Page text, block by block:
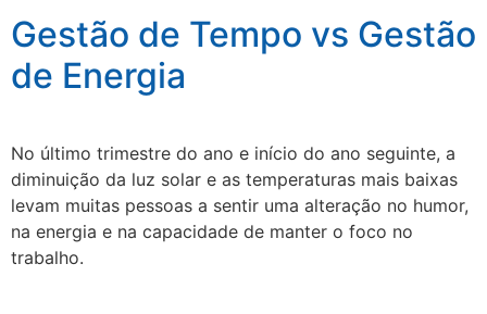
Gestão de Tempo vs Gestão
de Energia
No último trimestre do ano e início do ano seguinte, a
diminuição da luz solar e as temperaturas mais baixas
levam muitas pessoas a sentir uma alteração no humor,
na energia e na capacidade de manter o foco no
trabalho.